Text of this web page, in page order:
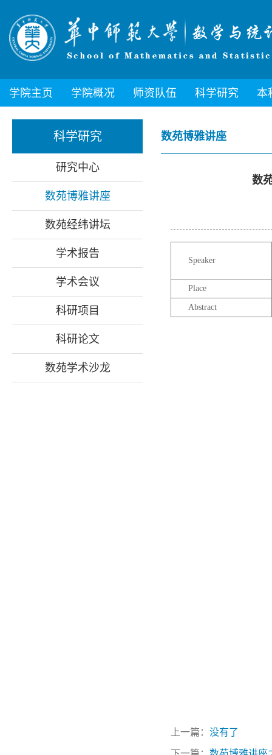
学院主页 学院概况 师资队伍 科学研究 本
科学研究
研究中心
数苑博雅讲座
数苑经纬讲坛
学术报告
学术会议
科研项目
科研论文
数苑学术沙龙
数苑博雅讲座
数
Speaker
Place
Abstract
上一篇： 没有了